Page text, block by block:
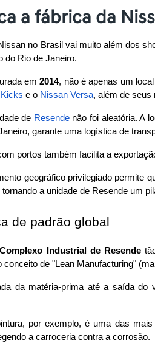
a fábrica da
no Brasil vai muito além dos
do Rio de Janeiro.
em 2014, não é apenas um
e o Nissan Versa, além de seus
de Resende não foi aleatória. A
garante uma logística de
portos também facilita a
geográfico privilegiado permite
a unidade de Resende um
de padrão global
Complexo Industrial de Resende
conceito de "Lean Manufacturing"
da matéria-prima até a saída
por exemplo, é uma das
a carroceria contra a corrosão.